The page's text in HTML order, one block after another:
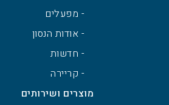
- מפעלים
- אודות הנסון
- חדשות
- קריירה
מוצרים ושירותים